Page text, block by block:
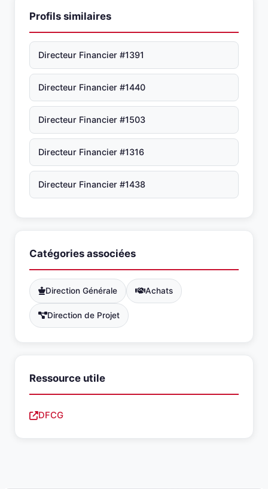
Profils similaires
Directeur Financier #1391
Directeur Financier #1440
Directeur Financier #1503
Directeur Financier #1316
Directeur Financier #1438
Catégories associées
Direction Générale Achats
Direction de Projet
Ressource utile
DFCG